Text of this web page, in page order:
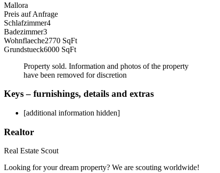
Mallora
Preis auf Anfrage
Schlafzimmer4
Badezimmer3
Wohnflaeche2770 SqFt
Grundstueck6000 SqFt
Property sold. Information and photos of the property
have been removed for discretion
Keys – furnishings, details and extras
[additional information hidden]
Realtor
Real Estate Scout
Looking for your dream property? We are scouting worldwide!